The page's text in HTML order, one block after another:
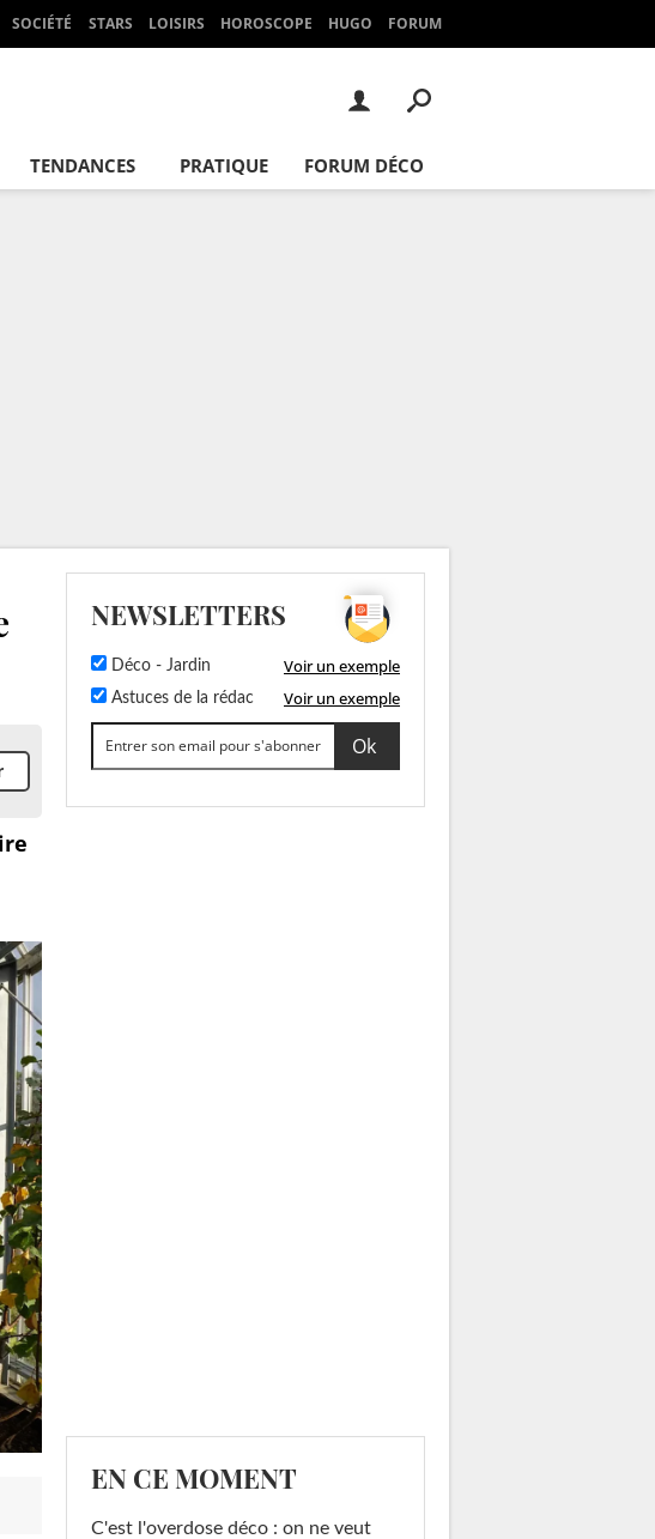
SOCIÉTÉ STARS LOISIRS HOROSCOPE HUGO FORUM
TENDANCES PRATIQUE FORUM DÉCO
NEWSLETTERS
Déco - Jardin Voir un exemple
Astuces de la rédac Voir un exemple
EN CE MOMENT
C'est l'overdose déco : on ne veut